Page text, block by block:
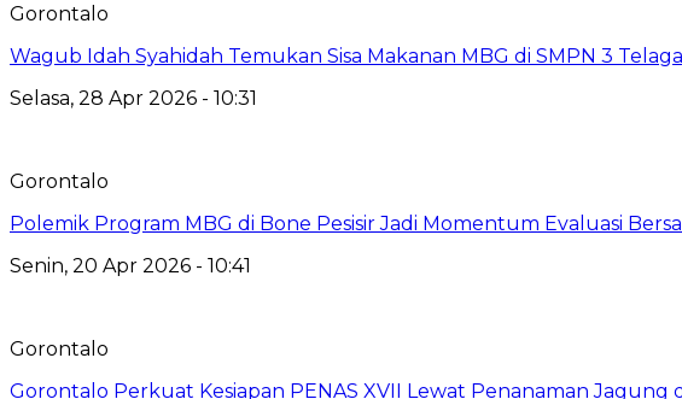
Gorontalo
Wagub Idah Syahidah Temukan Sisa Makanan MBG di SMPN 3
Selasa, 28 Apr 2026 - 10:31
Gorontalo
Polemik Program MBG di Bone Pesisir Jadi Momentum Evaluasi
Senin, 20 Apr 2026 - 10:41
Gorontalo
Gorontalo Perkuat Kesiapan PENAS XVII Lewat Penanaman Jagung